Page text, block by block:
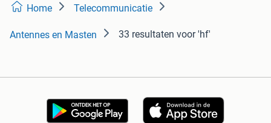
Home Telecommunicatie
Antennes en Masten 33 resultaten voor 'hf'